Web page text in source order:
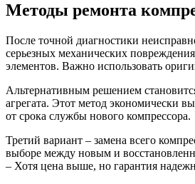
Методы ремонта
После точной диагностики
серьезных механических
элементов. Важно использовать
Альтернативным решением
агрегата. Этот метод экономически
от срока службы нового компрессора.
Третий вариант – замена всего
выборе между новым и
– Хотя цена выше, но гарантия